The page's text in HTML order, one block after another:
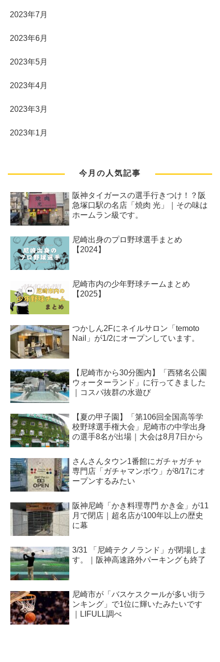
2023年7月
2023年6月
2023年5月
2023年4月
2023年3月
2023年1月
今月の人気記事
阪神タイガースの選手行きつけ！？阪
急塚口駅の名店「焼肉 光」｜その味は
ホームラン級です。
尼崎出身のプロ野球選手まとめ
【2024】
尼崎市内の少年野球チームまとめ
【2025】
つかしん2Fにネイルサロン「temoto
Nail」が1/2にオープンしています。
【尼崎市から30分圏内】「西猪名公園
ウォーターランド」に行ってきました
｜コスパ抜群の水遊び
【夏の甲子園】「第106回全国高等学
校野球選手権大会」尼崎市の中学出身
の選手8名が出場｜大会は8月7日から
さんさんタウン1番館にガチャガチャ
専門店「ガチャマンボウ」が8/17にオ
ープンするみたい
阪神尼崎「かき料理専門 かき金」が11
月で閉店｜超名店が100年以上の歴史
に幕
3/31 「尼崎テクノランド」が閉場しま
す。｜阪神高速路外パーキングも終了
尼崎市が「バスケスクールが多い街ラ
ンキング」で1位に輝いたみたいです
｜LIFULL調べ